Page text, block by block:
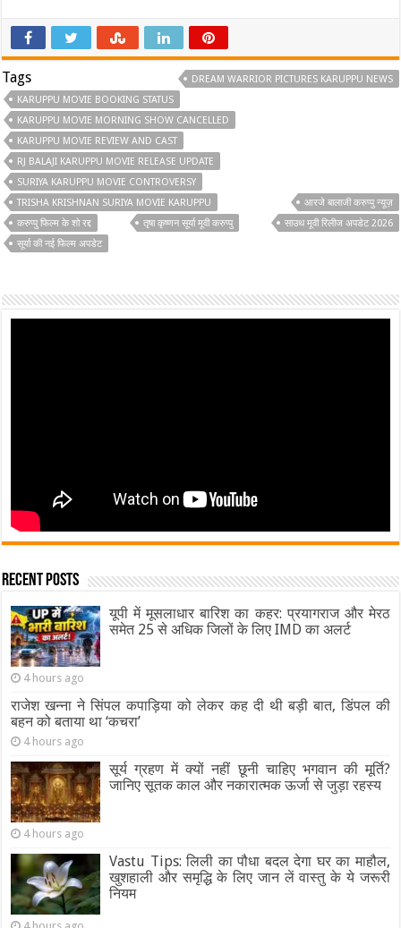
Tags
DREAM WARRIOR PICTURES KARUPPU NEWS
KARUPPU MOVIE BOOKING STATUS
KARUPPU MOVIE MORNING SHOW CANCELLED
KARUPPU MOVIE REVIEW AND CAST
RJ BALAJI KARUPPU MOVIE RELEASE UPDATE
SURIYA KARUPPU MOVIE CONTROVERSY
TRISHA KRISHNAN SURIYA MOVIE KARUPPU
आरजे बालाजी करुप्पु न्यूज़
करुप्पु फिल्म के शो रद्द
तृषा कृष्णन सूर्या मूवी करुप्पु
साउथ मूवी रिलीज अपडेट 2026
सूर्या की नई फिल्म अपडेट
Recent Posts
यूपी में मूसलाधार बारिश का कहर: प्रयागराज और मेरठ
समेत 25 से अधिक जिलों के लिए IMD का अलर्ट
4 hours ago
राजेश खन्ना ने सिंपल कपाड़िया को लेकर कह दी थी बड़ी बात, डिंपल की
बहन को बताया था ‘कचरा’
4 hours ago
सूर्य ग्रहण में क्यों नहीं छूनी चाहिए भगवान की मूर्ति?
जानिए सूतक काल और नकारात्मक ऊर्जा से जुड़ा रहस्य
4 hours ago
Vastu Tips: लिली का पौधा बदल देगा घर का माहौल,
खुशहाली और समृद्धि के लिए जान लें वास्तु के ये जरूरी
नियम